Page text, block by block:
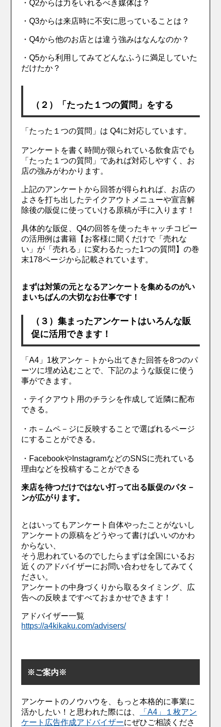
・Q2からは力をいれるべき媒体は？
・Q3からは来店時に不安に思っていることは？
・Q4から他のお店とは違う強みはなんなのか？
・Q5から利用してみてどんなふうに満足していた
だけたか？
（２）「たった１つの質問」をする
「たった１つの質問」は Q4に対応しています。
アンケートを書く時間が限られている飲食店でも
「たった１つの質問」であれば対応しやすく、お
店の強みがわかります。
上記のアンケートから回答が得られれば、お店の
よさを打ち出したテイクアウトメニューや宣言解
除後の販促に使っていける原稿が手に入ります！
具体的な販促、Q4の回答を使ったキャッチコピー
の活用例は書籍【お客様に聞くだけで「売れな
い」が「売れる」に変わるたった1つの質問】の巻
末178ページから記載されています。
まずは対策の元となるアンケートを集めるのがい
まいちばんの大切なお仕事です！
（３）集まったアンケートはいろんな販
促に活用できます！
「A4」1枚アンケ－トから出てきた回答を8つのパ
ーツに埋め込むことで、下記のような販促に使う
事ができます。
・テイクアウト用のチラシを作成して近隣に配布
できる。
・ホ－ムペ－ジに反映することで選ばれるページ
にすることができる。
・FacebookやInstagramなどのSNSに売れている
理由などを投稿することができる
来店を待つだけではない打って出る販促のパタ－
ンが広がります。
とはいってもアンケート自体やったことがないし
アンケートの原稿をどうやって書けばいいのかわ
からない、
そう思われているのでしたらまずは全国にいるお
近くのアドバイザーにお問い合わせをしてみてく
ださい。
アンケートの中身づくりから取るタイミング、広
告への反映まですべておまかせできます！
アドバイザー一覧
https://a4kikaku.com/advisers/
※ご案内※
アンケートのノウハウを、もっと本格的に事業に
活かしたい！と思われた際には、
「A4」１枚アン
ケート広告作成アドバイザーにぜひご相談くださ